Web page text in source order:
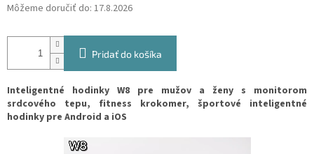
Môžeme doručiť do: 17.8.2026
Pridať do košíka
Inteligentné hodinky W8 pre mužov a ženy s monitorom
srdcového tepu, fitness krokomer, športové inteligentné
hodinky pre Android a iOS